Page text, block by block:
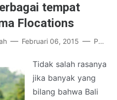
tempat
Flocations
Februari 06, 2015 Posting Komentar
Tidak salah rasanya
jika banyak yang
bilang bahwa Bali